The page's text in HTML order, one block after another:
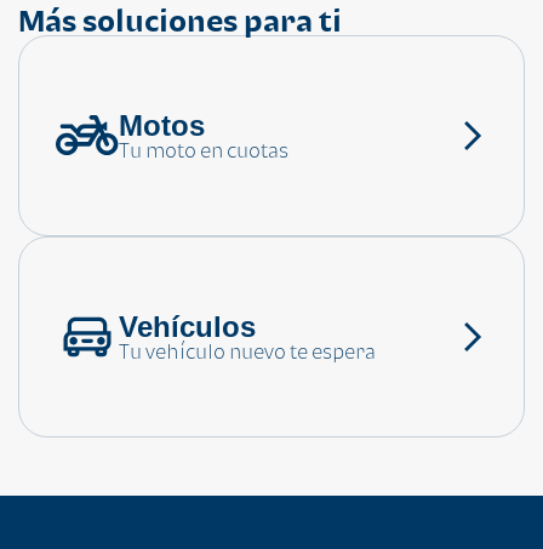
¿Necesitas ayuda?
Más soluciones para ti
Motos
Tu moto en cuotas
Vehículos
Tu vehículo nuevo te espera